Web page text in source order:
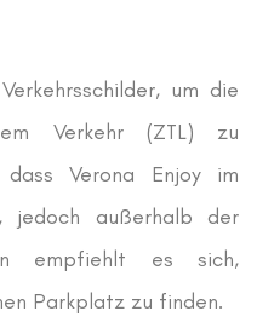
um die
Verkehr (ZTL) zu
Verona Enjoy im
jedoch außerhalb der
empfiehlt es sich,
Parkplatz zu finden.